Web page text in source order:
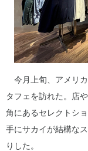
今月上旬、アメリ
タフェを訪れた。店
角にあるセレクトシ
手にサカイが結構な
りした。